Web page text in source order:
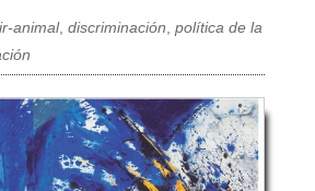
animal,discriminación,política de la